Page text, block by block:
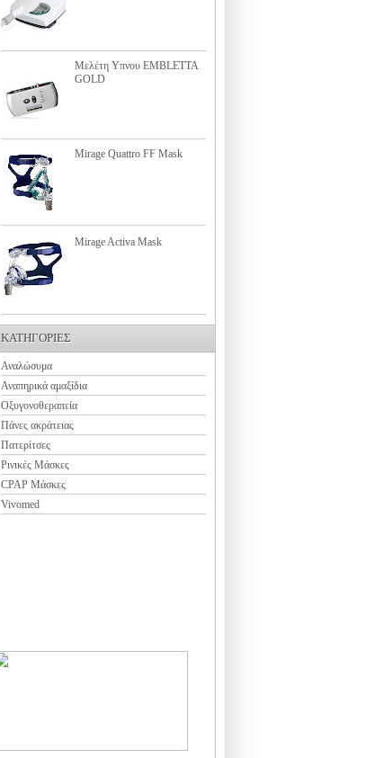
Μελέτη Υπνου EMBLETTA
GOLD
Mirage Quattro FF Mask
Mirage Activa Mask
ΚΑΤΗΓΟΡΙΕΣ
Αναλώσυμα
Αναπηρικά αμαξίδια
Οξυγονοθεραπεία
Πάνες ακράτειας
Πατερίτσες
Ρινικές Μάσκες
CPAP Mάσκες
Vivomed